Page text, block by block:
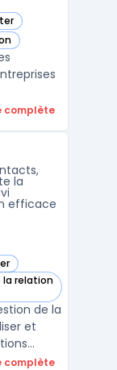
leurs
sociétés
complète
la
efficace
la relation
de la
et
logiciel
complète